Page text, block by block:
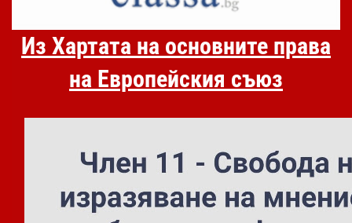
Из Хартата на основните права
на Европейския съюз